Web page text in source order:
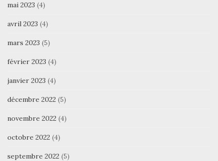
mai 2023 (4)
avril 2023 (4)
mars 2023 (5)
février 2023 (4)
janvier 2023 (4)
décembre 2022 (5)
novembre 2022 (4)
octobre 2022 (4)
septembre 2022 (5)